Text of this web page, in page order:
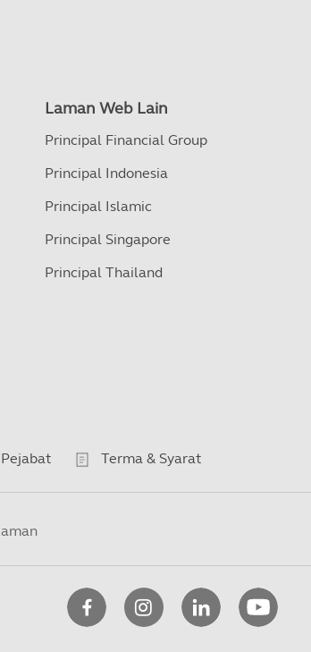
Laman Web Lain
Principal Financial Group
Principal Indonesia
Principal Islamic
Principal Singapore
Principal Thailand
Pejabat Terma & Syarat